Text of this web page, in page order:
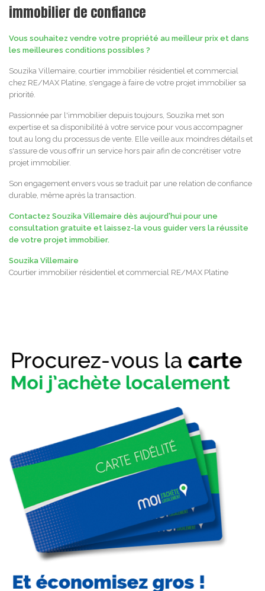
immobilier de confiance
Vous souhaitez vendre votre propriété au meilleur prix et dans
les meilleures conditions possibles ?
Souzika Villemaire, courtier immobilier résidentiel et commercial
chez RE/MAX Platine, s'engage à faire de votre projet immobilier sa
priorité.
Passionnée par l'immobilier depuis toujours, Souzika met son
expertise et sa disponibilité à votre service pour vous accompagner
tout au long du processus de vente. Elle veille aux moindres détails et
s'assure de vous offrir un service hors pair afin de concrétiser votre
projet immobilier.
Son engagement envers vous se traduit par une relation de confiance
durable, même après la transaction.
Contactez Souzika Villemaire dès aujourd'hui pour une
consultation gratuite et laissez-la vous guider vers la réussite
de votre projet immobilier.
Souzika Villemaire
Courtier immobilier résidentiel et commercial RE/MAX Platine